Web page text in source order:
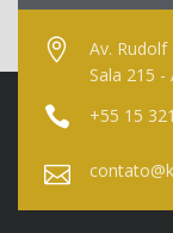
Av.
Sala 215
+55 15